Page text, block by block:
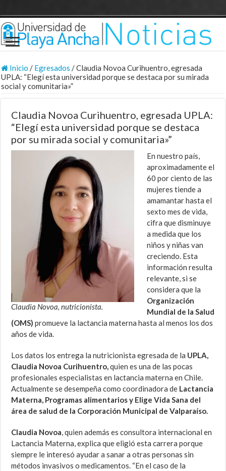
Inicio / Egresados /Claudia Novoa Curihuentro, egresada
UPLA: “Elegí esta universidad porque se destaca por su mirada
social y comunitaria»”
Claudia Novoa Curihuentro, egresada UPLA:
“Elegí esta universidad porque se destaca
por su mirada social y comunitaria»”
Claudia Novoa, nutricionista.
En nuestro país,
aproximadamente el
60 por ciento de las
mujeres tiende a
amamantar hasta el
sexto mes de vida,
cifra que disminuye
a medida que los
niños y niñas van
creciendo. Esta
información resulta
relevante, si se
considera que la
Organización
Mundial de la Salud
(OMS) promueve la lactancia materna hasta al menos los dos
años de vida.
Los datos los entrega la nutricionista egresada de la UPLA,
Claudia Novoa Curihuentro,quien es una de las pocas
profesionales especialistas en lactancia materna en Chile.
Actualmente se desempeña como coordinadora de Lactancia
Materna, Programas alimentarios y Elige Vida Sana del
área de salud de la Corporación Municipal de Valparaíso.
Claudia Novoa, quien además es consultora internacional en
Lactancia Materna, explica que eligió esta carrera porque
siempre le interesó ayudar a sanar a otras personas sin
métodos invasivos o medicamentos. “En el caso de la